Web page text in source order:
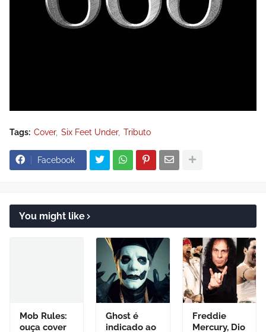
Tags: Cover Six Feet Under Tributo
Facebook
You might like
Mob Rules:
ouça cover
Ghost é
indicado ao
Freddie
Mercury, Dio